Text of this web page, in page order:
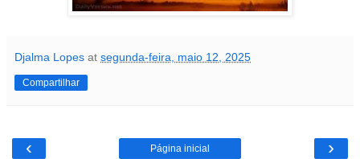
Djalma Lopes at segunda-feira, maio 12, 2025
Compartilhar
‹ ›
Página inicial